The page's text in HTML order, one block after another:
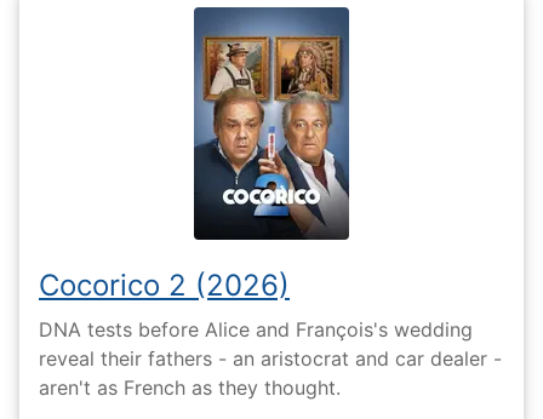
Cocorico 2 (2026)
DNA tests before Alice and François's wedding
reveal their fathers - an aristocrat and car dealer -
aren't as French as they thought.